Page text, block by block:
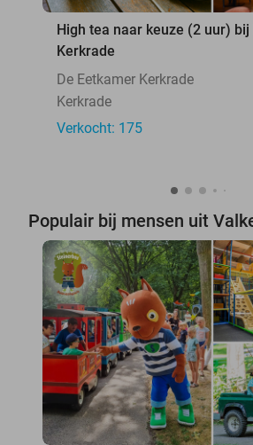
High tea naar keuze (2 uur)
Kerkrade
De Eetkamer Kerkrade
Kerkrade
Verkocht: 175
Populair bij mensen uit